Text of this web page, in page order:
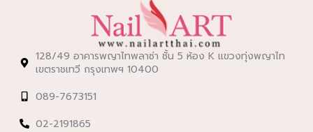
128/49 อาคารพญาไทพลาซ่า ชั้น 5 ห้อง K แขวงทุ่งพญาไท
เขตราชเทวี กรุงเทพฯ 10400
089-7673151
02-2191865